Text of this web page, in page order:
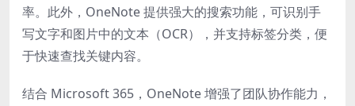
率。此外，OneNote 提供强大的搜索功能，可识别手
写文字和图片中的文本（OCR），并支持标签分类，便
于快速查找关键内容。
结合 Microsoft 365，OneNote 增强了团队协作能力，